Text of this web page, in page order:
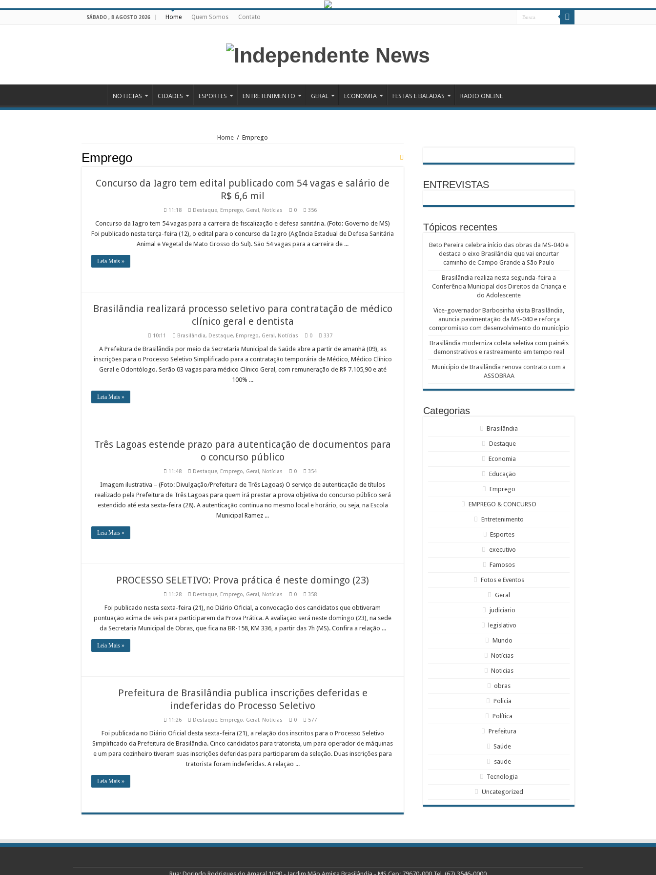
SÁBADO , 8 AGOSTO 2026 Home Quem Somos Contato
NOTICIAS CIDADES ESPORTES ENTRETENIMENTO GERAL ECONOMIA FESTAS E BALADAS RADIO ONLINE
Home / Emprego
Emprego
Concurso da Iagro tem edital publicado com 54 vagas e salário de
R$ 6,6 mil
11:18 Destaque, Emprego, Geral , Notícias 0 356
Concurso da Iagro tem 54 vagas para a carreira de fiscalização e defesa sanitária. (Foto: Governo de MS)
Foi publicado nesta terça-feira (12), o edital para o concurso da Iagro (Agência Estadual de Defesa Sanitária
Animal e Vegetal de Mato Grosso do Sul). São 54 vagas para a carreira de ...
Leia Mais »
Brasilândia realizará processo seletivo para contratação de médico
clínico geral e dentista
10:11 Brasilândia, Destaque, Emprego, Geral , Notícias 0 337
A Prefeitura de Brasilândia por meio da Secretaria Municipal de Saúde abre a partir de amanhã (09), as
inscrições para o Processo Seletivo Simplificado para a contratação temporária de Médico, Médico Clínico
Geral e Odontólogo. Serão 03 vagas para médico Clínico Geral, com remuneração de R$ 7.105,90 e até
100% ...
Leia Mais »
Três Lagoas estende prazo para autenticação de documentos para
o concurso público
11:48 Destaque, Emprego, Geral , Notícias 0 354
Imagem ilustrativa – (Foto: Divulgação/Prefeitura de Três Lagoas) O serviço de autenticação de títulos
realizado pela Prefeitura de Três Lagoas para quem irá prestar a prova objetiva do concurso público será
estendido até esta sexta-feira (28). A autenticação continua no mesmo local e horário, ou seja, na Escola
Municipal Ramez ...
Leia Mais »
PROCESSO SELETIVO: Prova prática é neste domingo (23)
11:28 Destaque, Emprego, Geral , Notícias 0 358
Foi publicado nesta sexta-feira (21), no Diário Oficial, a convocação dos candidatos que obtiveram
pontuação acima de seis para participarem da Prova Prática. A avaliação será neste domingo (23), na sede
da Secretaria Municipal de Obras, que fica na BR-158, KM 336, a partir das 7h (MS). Confira a relação ...
Leia Mais »
Prefeitura de Brasilândia publica inscrições deferidas e
indeferidas do Processo Seletivo
11:26 Destaque, Emprego, Geral , Notícias 0 577
Foi publicada no Diário Oficial desta sexta-feira (21), a relação dos inscritos para o Processo Seletivo
Simplificado da Prefeitura de Brasilândia. Cinco candidatos para tratorista, um para operador de máquinas
e um para cozinheiro tiveram suas inscrições deferidas para participarem da seleção. Duas inscrições para
tratorista foram indeferidas. A relação ...
Leia Mais »
ENTREVISTAS
Tópicos recentes
Beto Pereira celebra início das obras da MS-040 e
destaca o eixo Brasilândia que vai encurtar
caminho de Campo Grande a São Paulo
Brasilândia realiza nesta segunda-feira a
Conferência Municipal dos Direitos da Criança e
do Adolescente
Vice-governador Barbosinha visita Brasilândia,
anuncia pavimentação da MS-040 e reforça
compromisso com desenvolvimento do município
Brasilândia moderniza coleta seletiva com painéis
demonstrativos e rastreamento em tempo real
Município de Brasilândia renova contrato com a
ASSOBRAA
Categorias
Brasilândia
Destaque
Economia
Educação
Emprego
EMPREGO & CONCURSO
Entretenimento
Esportes
executivo
Famosos
Fotos e Eventos
Geral
judiciario
legislativo
Mundo
Notícias
Noticias
obras
Policia
Política
Prefeitura
Saúde
saude
Tecnologia
Uncategorized